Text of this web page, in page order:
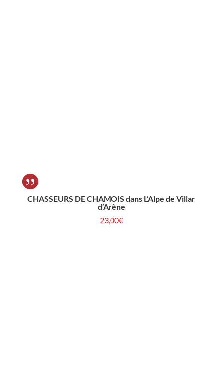
CHASSEURS DE CHAMOIS dans L’Alpe de Villar
d’Arène
23,00€